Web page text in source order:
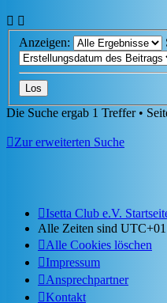
Anzeigen:
Die Suche ergab 1 Treffer •
Zur erweiterten Suche
Isetta Club e.V.
Alle Zeiten sind
Alle Cookies löschen
Impressum
Ansprechpartner
Kontakt